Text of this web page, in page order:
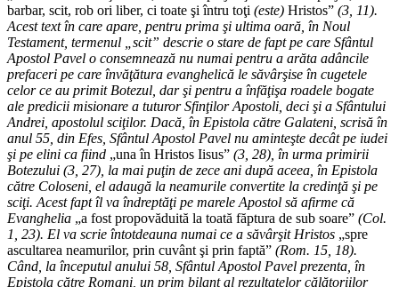
barbar, scit, rob ori liber, ci toate şi întru toţi (este) Hristos” (3, 11).
Acest text în care apare, pentru prima şi ultima oară, în Noul
Testament, termenul „scit” descrie o stare de fapt pe care Sfântul
Apostol Pavel o consemnează nu numai pentru a arăta adâncile
prefaceri pe care învăţătura evanghelică le săvârşise în cugetele
celor ce au primit Botezul, dar şi pentru a înfăţişa roadele bogate
ale predicii misionare a tuturor Sfinţilor Apostoli, deci şi a Sfântului
Andrei, apostolul sciţilor. Dacă, în Epistola către Galateni, scrisă în
anul 55, din Efes, Sfântul Apostol Pavel nu aminteşte decât pe iudei
şi pe elini ca fiind „una în Hristos Iisus” (3, 28), în urma primirii
Botezului (3, 27), la mai puţin de zece ani după aceea, în Epistola
către Coloseni, el adaugă la neamurile convertite la credinţă şi pe
sciţi. Acest fapt îl va îndreptăţi pe marele Apostol să afirme că
Evanghelia „a fost propovăduită la toată făptura de sub soare” (Col.
1, 23). El va scrie întotdeauna numai ce a săvârşit Hristos „spre
ascultarea neamurilor, prin cuvânt şi prin faptă” (Rom. 15, 18).
Când, la începutul anului 58, Sfântul Apostol Pavel prezenta, în
Epistola către Romani, un prim bilanţ al rezultatelor călătoriilor